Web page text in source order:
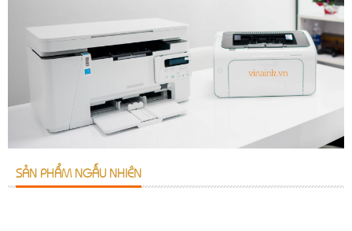
SẢN PHẨM NGẪU NHIÊN